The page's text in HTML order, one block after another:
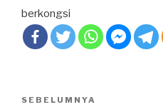
berkongsi
Post
Previous
SEBELUMNYA